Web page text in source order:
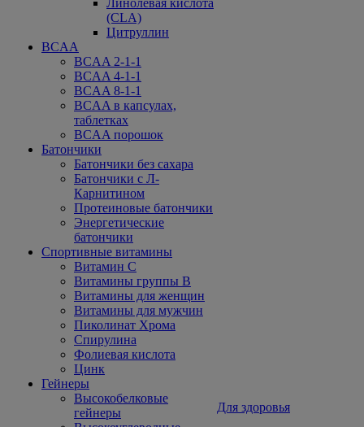
Линолевая кислота
(CLA)
Цитруллин
BCAA
BCAA 2-1-1
BCAA 4-1-1
BCAA 8-1-1
BCAA в капсулах,
таблетках
BCAA порошок
Батончики
Батончики без сахара
Батончики с Л-
Карнитином
Протеиновые батончики
Энергетические
батончики
Спортивные витамины
Витамин С
Витамины группы В
Витамины для женщин
Витамины для мужчин
Пиколинат Хрома
Спирулина
Фолиевая кислота
Цинк
Гейнеры
Высокобелковые
гейнеры
Для здоровья